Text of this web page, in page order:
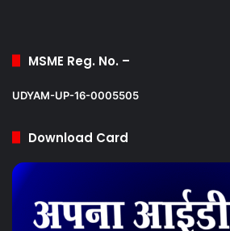
MSME Reg. No. –
UDYAM-UP-16-0005505
Download Card